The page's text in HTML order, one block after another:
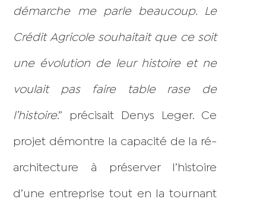
démarche me parle beaucoup. Le
Crédit Agricole souhaitait que ce soit
une évolution de leur histoire et ne
voulait pas faire table rase de
l’histoire.” précisait Denys Leger. Ce
projet démontre la capacité de la ré-
architecture à préserver l’histoire
d’une entreprise tout en la tournant